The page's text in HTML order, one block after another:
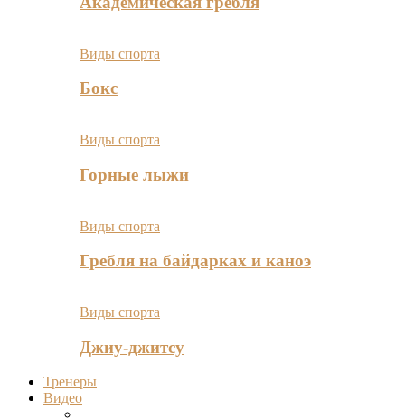
Виды спорта
Бокс
Виды спорта
Горные лыжи
Виды спорта
Гребля на байдарках и каноэ
Виды спорта
Джиу-джитсу
Тренеры
Видео